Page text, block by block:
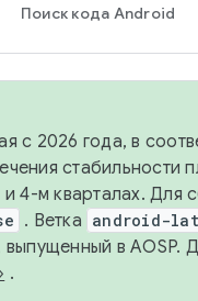
Поиск кода Android
с 2026 года, в
стабильности
4-м кварталах. Для
. Ветка android-
выпущенный в AOSP.
.